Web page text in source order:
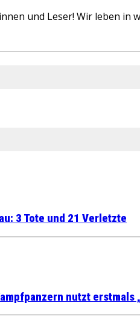
und Leser! Wir leben in
3 Tote und 21 Verletzte
nutzt erstmals